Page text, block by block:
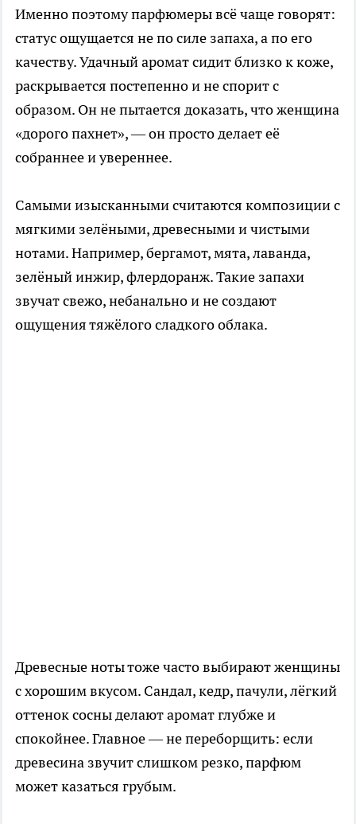
Именно поэтому парфюмеры всё чаще говорят:
статус ощущается не по силе запаха, а по его
качеству. Удачный аромат сидит близко к коже,
раскрывается постепенно и не спорит с
образом. Он не пытается доказать, что женщина
«дорого пахнет», — он просто делает её
собраннее и увереннее.
Самыми изысканными считаются композиции с
мягкими зелёными, древесными и чистыми
нотами. Например, бергамот, мята, лаванда,
зелёный инжир, флердоранж. Такие запахи
звучат свежо, небанально и не создают
ощущения тяжёлого сладкого облака.
Древесные ноты тоже часто выбирают женщины
с хорошим вкусом. Сандал, кедр, пачули, лёгкий
оттенок сосны делают аромат глубже и
спокойнее. Главное — не переборщить: если
древесина звучит слишком резко, парфюм
может казаться грубым.